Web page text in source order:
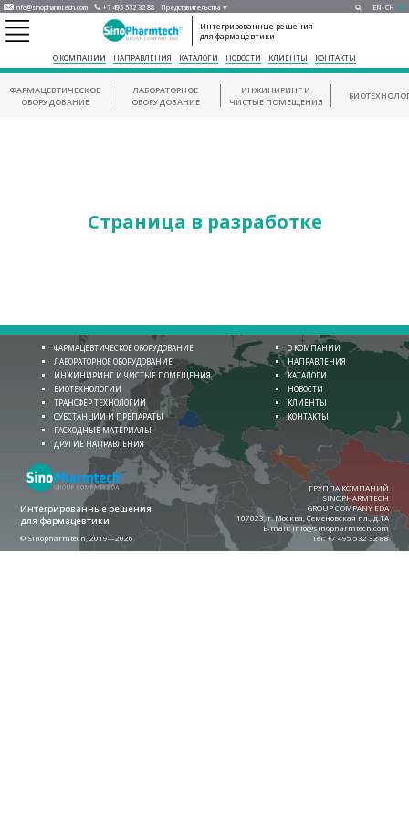
info@sinopharmtech.com +7 495 532 32 88 Представительства ▼ EN CH RU
Интегрированные решения
для фармацевтики
О КОМПАНИИ НАПРАВЛЕНИЯ КАТАЛОГИ НОВОСТИ КЛИЕНТЫ КОНТАКТЫ
ФАРМАЦЕВТИЧЕСКОЕ
ОБОРУДОВАНИЕ
ЛАБОРАТОРНОЕ
ОБОРУДОВАНИЕ
ИНЖИНИРИНГ И
ЧИСТЫЕ ПОМЕЩЕНИЯ
Страница в разработке
Интегрированные решения
для фармацевтики
© Sinopharmtech, 2019—2026
ФАРМАЦЕВТИЧЕСКОЕ ОБОРУДОВАНИЕ
ЛАБОРАТОРНОЕ ОБОРУДОВАНИЕ
ИНЖИНИРИНГ И ЧИСТЫЕ ПОМЕЩЕНИЯ
БИОТЕХНОЛОГИИ
ТРАНСФЕР ТЕХНОЛОГИЙ
СУБСТАНЦИИ И ПРЕПАРАТЫ
РАСХОДНЫЕ МАТЕРИАЛЫ
ДРУГИЕ НАПРАВЛЕНИЯ
О КОМПАНИИ
НАПРАВЛЕНИЯ
КАТАЛОГИ
НОВОСТИ
КЛИЕНТЫ
КОНТАКТЫ
ГРУППА КОМПАНИЙ
SINOPHARMTECH
GROUP COMPANY EDA
107023, г. Москва, Семеновская пл., д.1А
E-mail:info@sinopharmtech.com
Теl:+7 495 532 32 88